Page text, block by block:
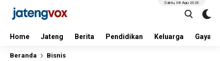
Home Jateng Berita Pendidikan Keluarga Gaya
Sabtu, 08 Agu 2026
Beranda Bisnis